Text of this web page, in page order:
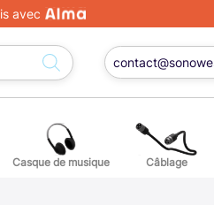
avec
Casque de musique Câblage